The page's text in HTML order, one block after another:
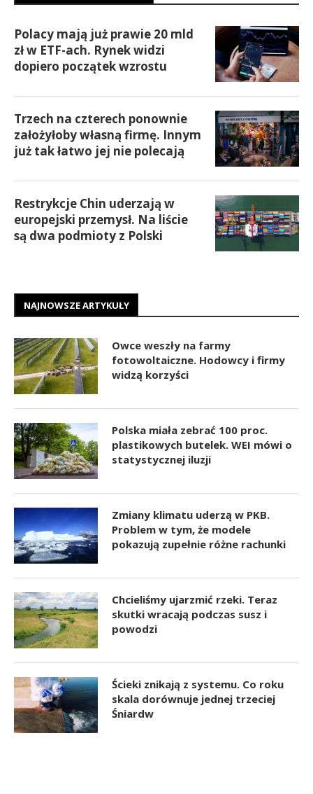
Polacy mają już prawie 20 mld
zł w ETF-ach. Rynek widzi
dopiero początek wzrostu
Trzech na czterech ponownie
założyłoby własną firmę. Innym
już tak łatwo jej nie polecają
Restrykcje Chin uderzają w
europejski przemysł. Na liście
są dwa podmioty z Polski
NAJNOWSZE ARTYKUŁY
Owce weszły na farmy
fotowoltaiczne. Hodowcy i firmy
widzą korzyści
Polska miała zebrać 100 proc.
plastikowych butelek. WEI mówi o
statystycznej iluzji
Zmiany klimatu uderzą w PKB.
Problem w tym, że modele
pokazują zupełnie różne rachunki
Chcieliśmy ujarzmić rzeki. Teraz
skutki wracają podczas susz i
powodzi
Ścieki znikają z systemu. Co roku
skala dorównuje jednej trzeciej
Śniardw